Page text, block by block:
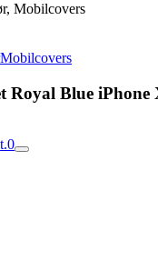
Mobilcovers
Mobilcovers
Blue iPhone
0